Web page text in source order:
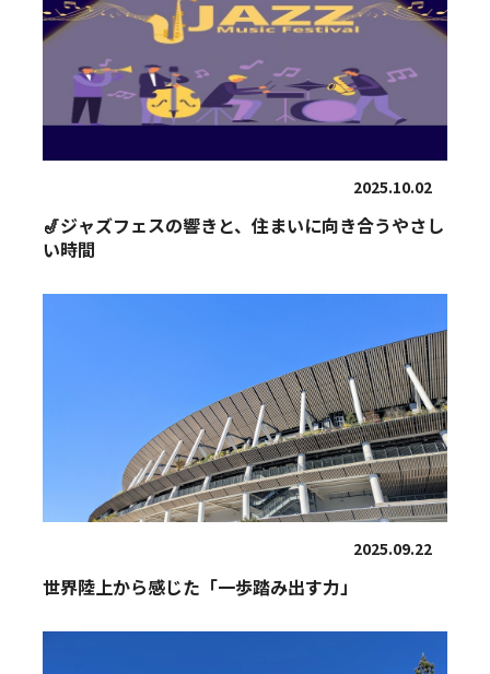
2025.10.02
🎷ジャズフェスの響きと、住まいに向き合うやさし
い時間
2025.09.22
世界陸上から感じた「一歩踏み出す力」